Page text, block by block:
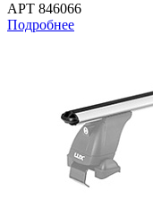
АРТ 846066
Подробнее